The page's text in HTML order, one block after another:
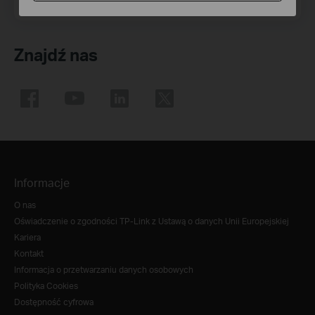
Zapisz się
Znajdź nas
Informacje
O nas
Oświadczenie o zgodności TP-Link z Ustawą o danych Unii Europejskiej
Kariera
Kontakt
Informacja o przetwarzaniu danych osobowych
Polityka Cookies
Dostępność cyfrowa